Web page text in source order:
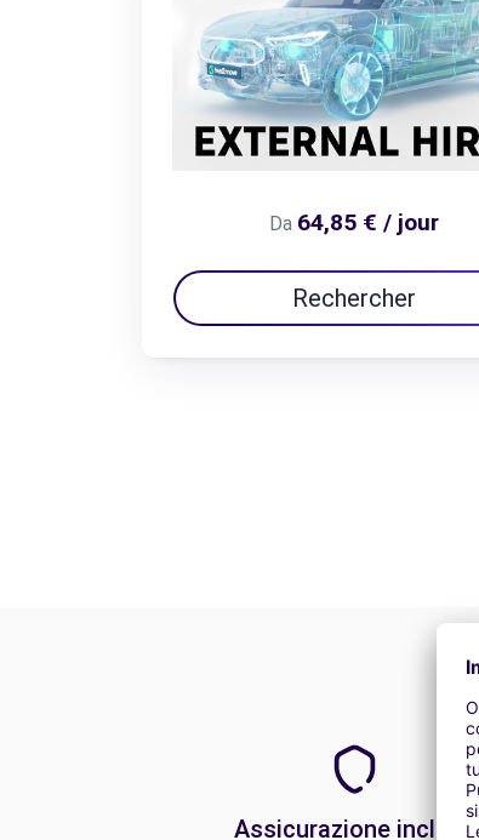
Da 64,85 € / jour
Rechercher
Assicurazione inclusa